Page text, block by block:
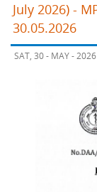
July 2026) -
30.05.2026
SAT, 30 - MAY - 2026